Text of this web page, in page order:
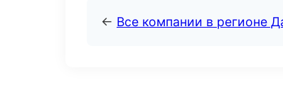
← Все компании в регионе